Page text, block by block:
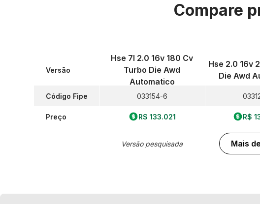
Compare
Versão
Código Fipe
Preço
Hse 7l 2.0 16v 180 Cv
Turbo Die Awd
Automatico
033154-6
R$ 133.021
Versão pesquisada
Hse 2.0 16v
Die Awd
R$
Mais